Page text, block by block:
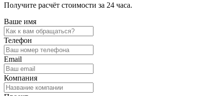
Получите расчёт стоимости за 24 часа.
Ваше имя
Телефон
Email
Компания